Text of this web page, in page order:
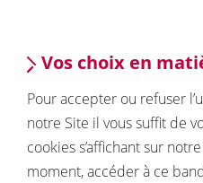
Vos choix en
Pour accepter ou refuser
notre Site il vous suffit de
cookies s’affichant sur
moment, accéder à ce